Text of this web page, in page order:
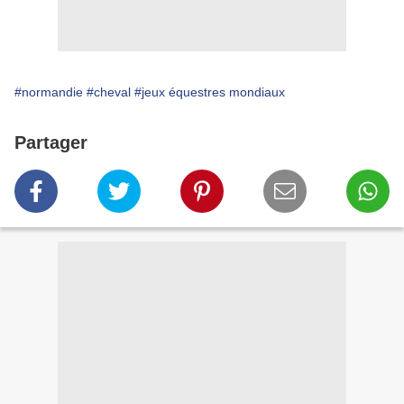
#normandie #cheval #jeux équestres mondiaux
Partager